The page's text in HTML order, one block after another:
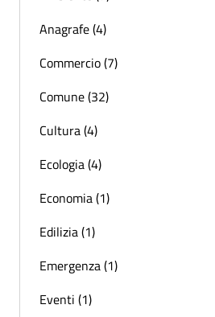
Anagrafe (4)
Commercio (7)
Comune (32)
Cultura (4)
Ecologia (4)
Economia (1)
Edilizia (1)
Emergenza (1)
Eventi (1)